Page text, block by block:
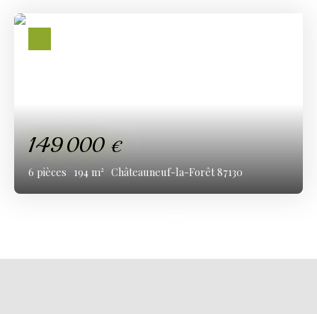
149 000€
6 pièces 194 m² Châteauneuf-la-Forêt 87130